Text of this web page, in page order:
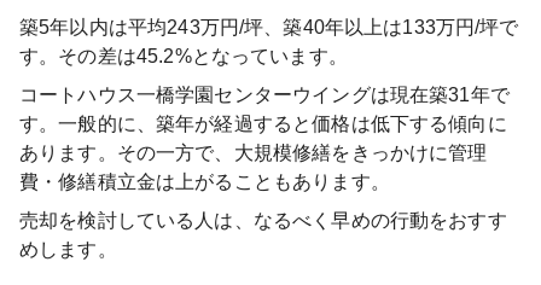
築5年以内は平均243万円/坪、築40年以上は133万円/坪で
す。その差は45.2%となっています。
コートハウス一橋学園センターウイングは現在築31年で
す。一般的に、築年が経過すると価格は低下する傾向に
あります。その一方で、大規模修繕をきっかけに管理
費・修繕積立金は上がることもあります。
売却を検討している人は、なるべく早めの行動をおすす
めします。